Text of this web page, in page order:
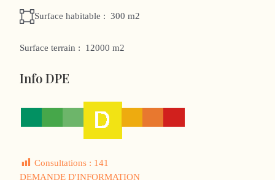
Surface habitable : 300 m2
Surface terrain : 12000 m2
Info DPE
Consultations : 141
DEMANDE D'INFORMATION